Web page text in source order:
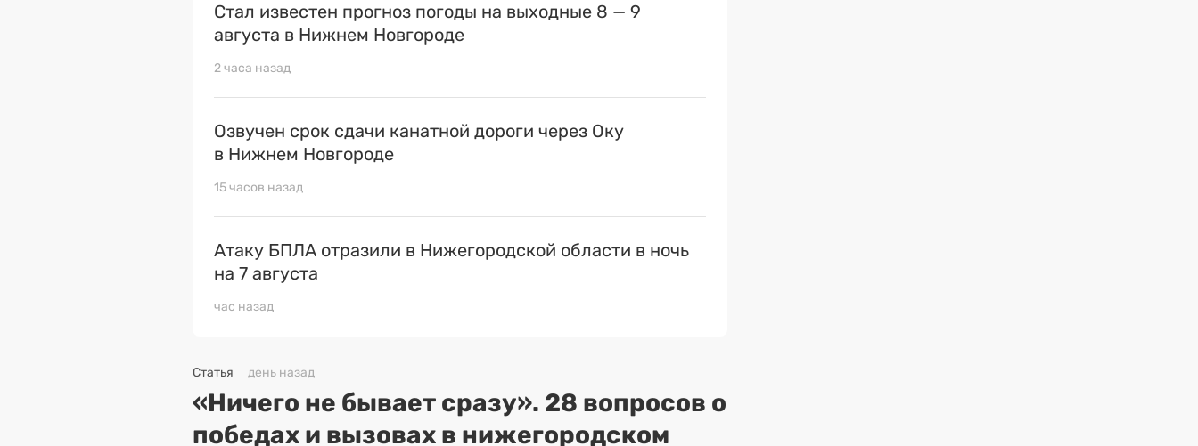
Стал известен прогноз погоды на выходные 8 — 9
августа в Нижнем Новгороде
2 часа назад
Озвучен срок сдачи канатной дороги через Оку
в Нижнем Новгороде
15 часов назад
Атаку БПЛА отразили в Нижегородской области в ночь
на 7 августа
час назад
Статья день назад
«Ничего не бывает сразу». 28 вопросов о
победах и вызовах в нижегородском